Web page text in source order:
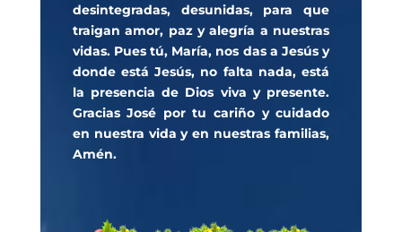
desintegradas, desunidas, para que
traigan amor, paz y alegría a nuestras
vidas. Pues tú, María, nos das a Jesús y
donde está Jesús, no falta nada, está
la presencia de Dios viva y presente.
Gracias José por tu cariño y cuidado
en nuestra vida y en nuestras familias,
Amén.